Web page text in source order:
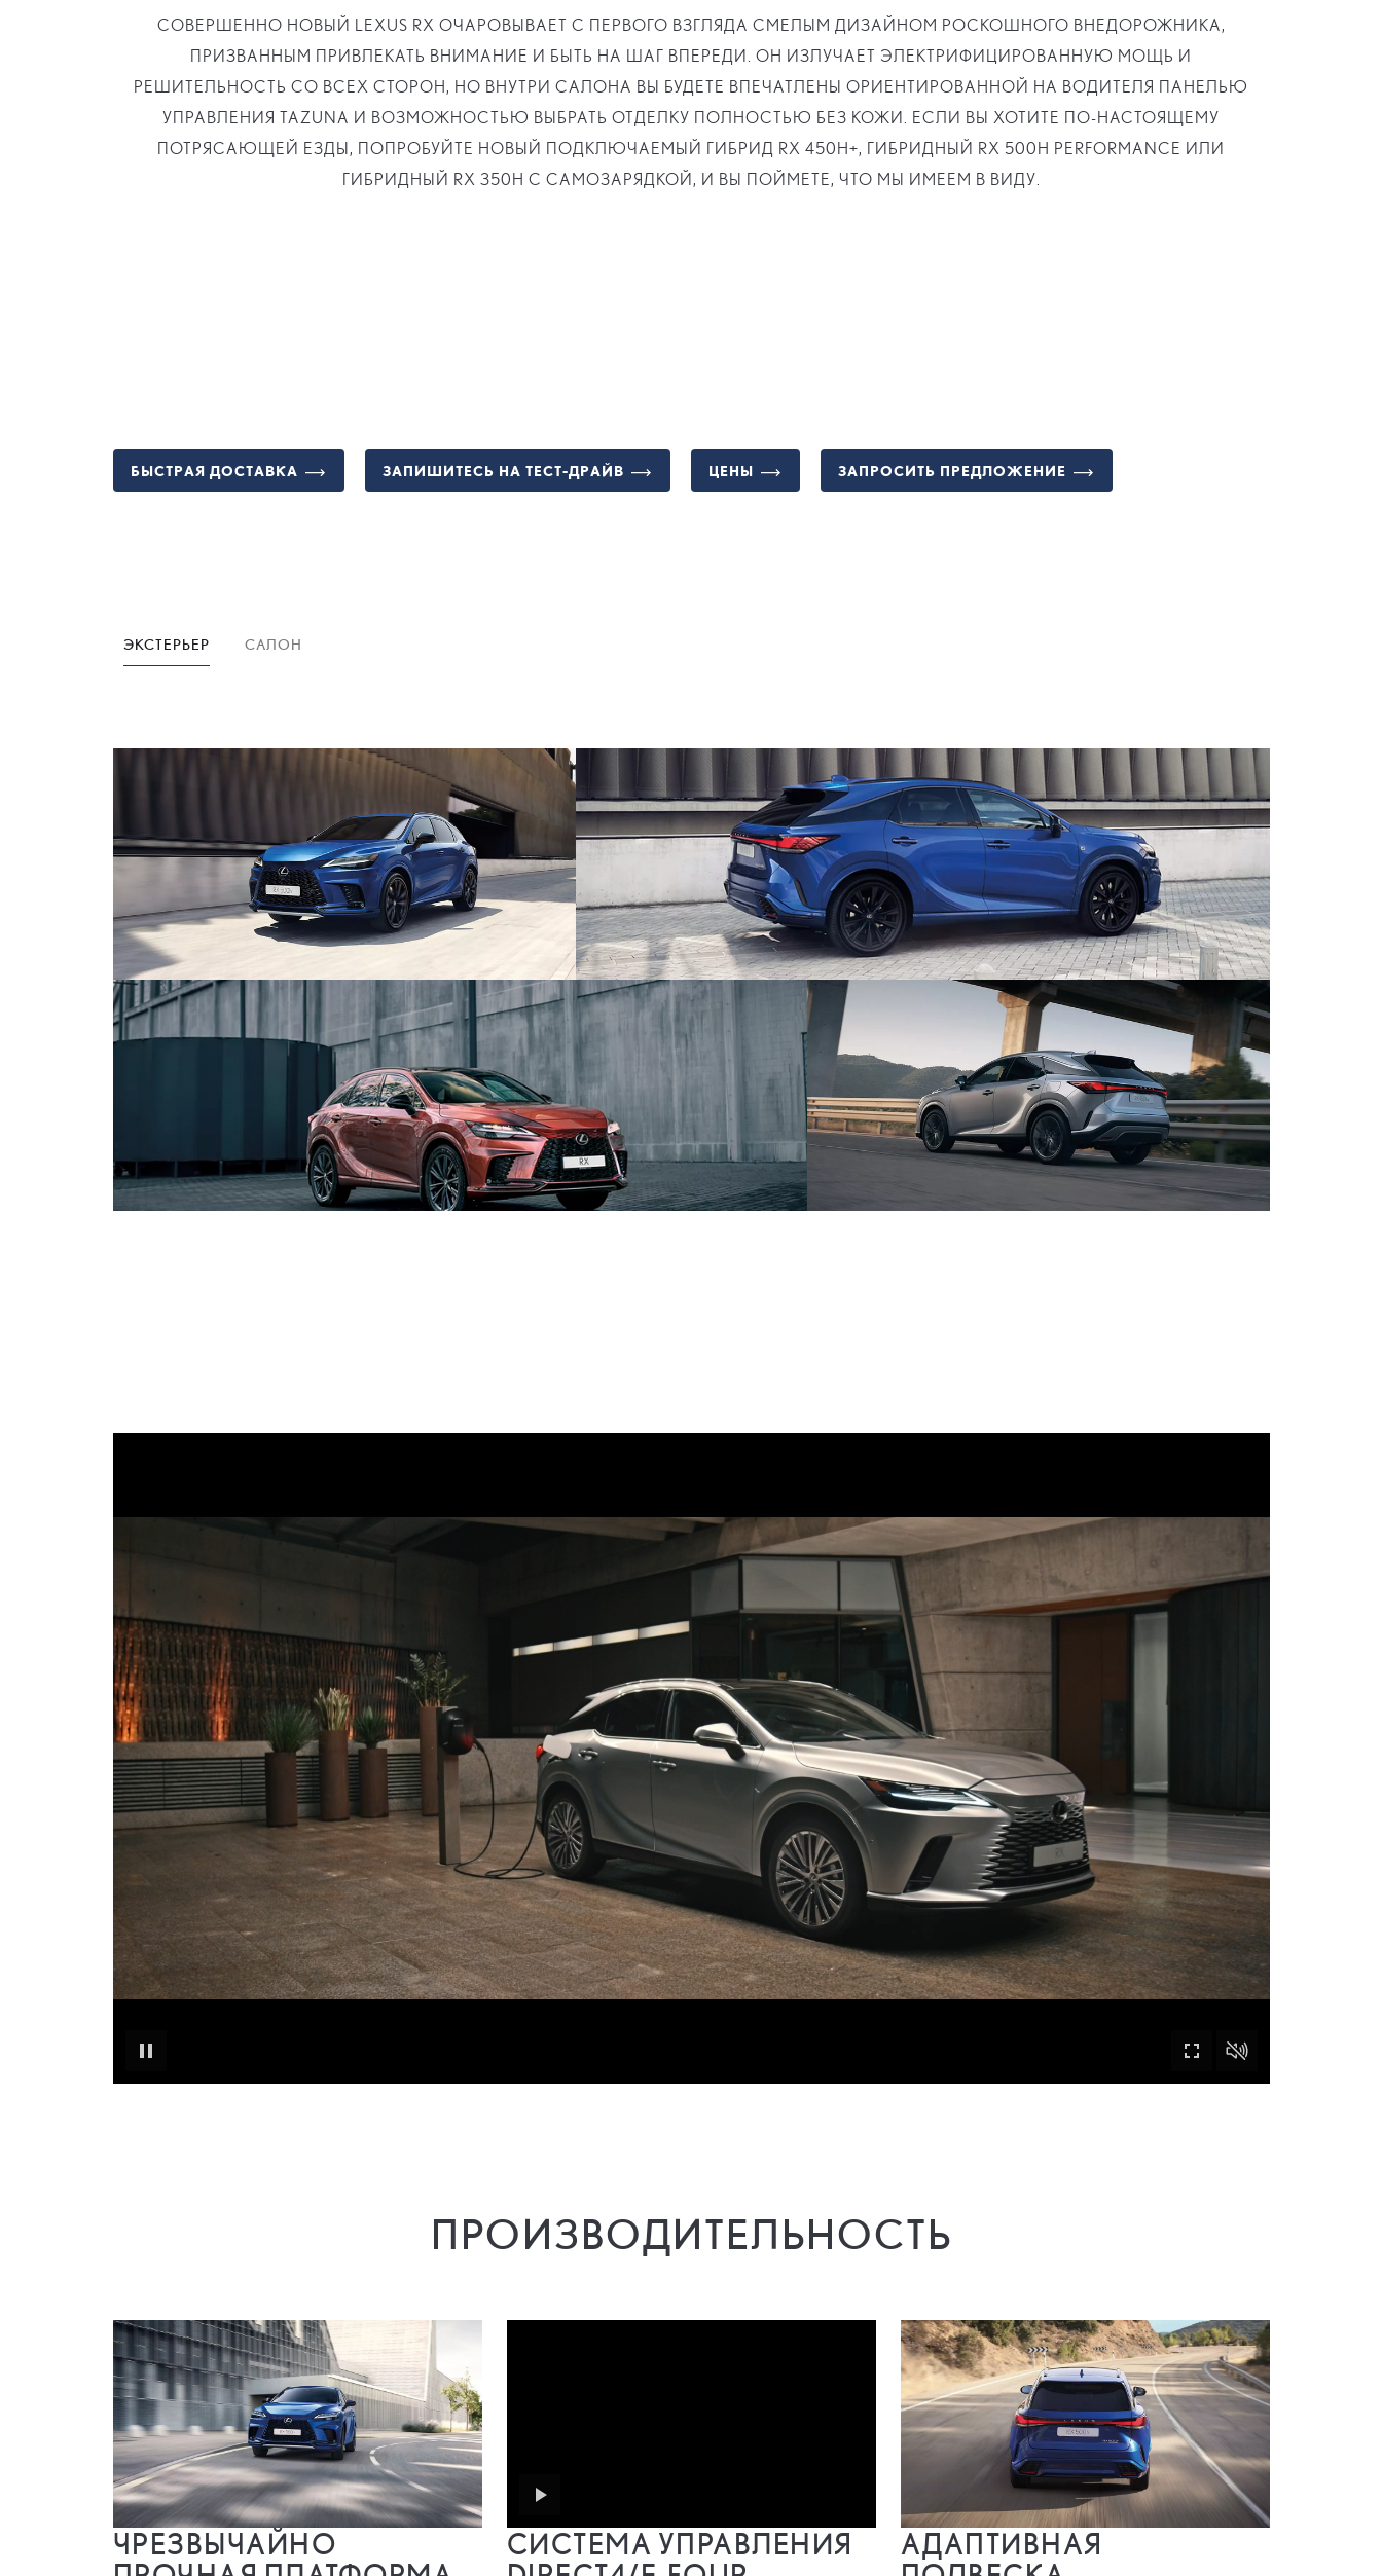
СОВЕРШЕННО НОВЫЙ LEXUS RX ОЧАРОВЫВАЕТ С ПЕРВОГО ВЗГЛЯДА СМЕЛЫМ ДИЗАЙНОМ РОСКОШНОГО ВНЕДОРОЖНИКА,
ПРИЗВАННЫМ ПРИВЛЕКАТЬ ВНИМАНИЕ И БЫТЬ НА ШАГ ВПЕРЕДИ. ОН ИЗЛУЧАЕТ ЭЛЕКТРИФИЦИРОВАННУЮ МОЩЬ И
РЕШИТЕЛЬНОСТЬ СО ВСЕХ СТОРОН, НО ВНУТРИ САЛОНА ВЫ БУДЕТЕ ВПЕЧАТЛЕНЫ ОРИЕНТИРОВАННОЙ НА ВОДИТЕЛЯ ПАНЕЛЬЮ
УПРАВЛЕНИЯ TAZUNA И ВОЗМОЖНОСТЬЮ ВЫБРАТЬ ОТДЕЛКУ ПОЛНОСТЬЮ БЕЗ КОЖИ. ЕСЛИ ВЫ ХОТИТЕ ПО-НАСТОЯЩЕМУ
ПОТРЯСАЮЩЕЙ ЕЗДЫ, ПОПРОБУЙТЕ НОВЫЙ ПОДКЛЮЧАЕМЫЙ ГИБРИД RX 450H+, ГИБРИДНЫЙ RX 500H PERFORMANCE ИЛИ
ГИБРИДНЫЙ RX 350H С САМОЗАРЯДКОЙ, И ВЫ ПОЙМЕТЕ, ЧТО МЫ ИМЕЕМ В ВИДУ.
БЫСТРАЯ ДОСТАВКА ЗАПИШИТЕСЬ НА ТЕСТ-ДРАЙВ ЦЕНЫ ЗАПРОСИТЬ ПРЕДЛОЖЕНИЕ
ЭКСТЕРЬЕР САЛОН
ПРОИЗВОДИТЕЛЬНОСТЬ
ЧРЕЗВЫЧАЙНО
СИСТЕМА УПРАВЛЕНИЯ
АДАПТИВНАЯ